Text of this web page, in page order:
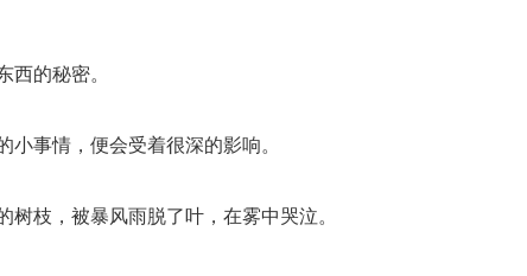
西的秘密。
小事情，便会受着很深的影响。
树枝，被暴风雨脱了叶，在雾中哭泣。